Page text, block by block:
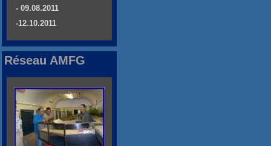
- 09.08.2011
-12.10.2011
Réseau AMFG